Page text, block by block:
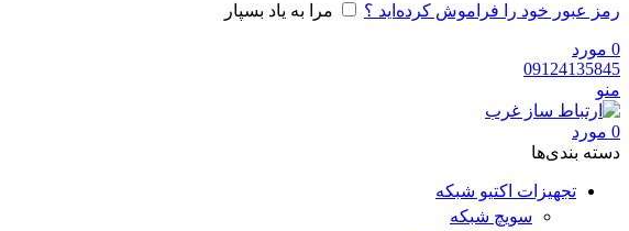
رمز عبور خود را فراموش کرده‌اید ؟ مرا به یاد بسپار
0 مورد
09124135845
منو
0 مورد
دسته‌ بندی‌ها
تجهیزات اکتیو شبکه
سویچ شبکه